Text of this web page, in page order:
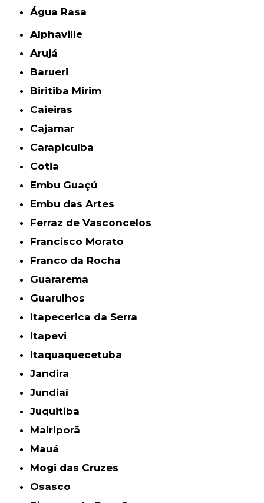
Água Rasa
Alphaville
Arujá
Barueri
Biritiba Mirim
Caieiras
Cajamar
Carapicuíba
Cotia
Embu Guaçú
Embu das Artes
Ferraz de Vasconcelos
Francisco Morato
Franco da Rocha
Guararema
Guarulhos
Itapecerica da Serra
Itapevi
Itaquaquecetuba
Jandira
Jundiaí
Juquitiba
Mairiporã
Mauá
Mogi das Cruzes
Osasco